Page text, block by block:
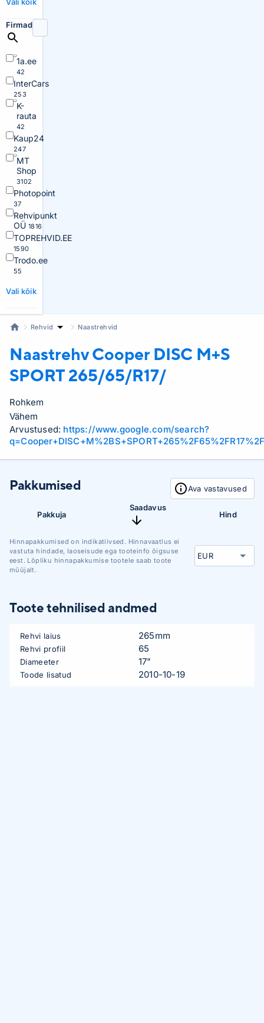
Firmad
1a.ee
42
InterCars
253
K-
rauta
42
Kaup24
247
MT
Shop
3102
Photopoint
37
Rehvipunkt
OÜ 1816
TOPREHVID.EE
1590
Trodo.ee
55
Vali kõik
Rehvid Naastrehvid
Naastrehv Cooper DISC M+S
SPORT 265/65/R17/
Rohkem
Vähem
Arvustused: https://www.google.com/search?
Pakkumised Ava vastavused
Pakkuja
Saadavus
Hind
Hinnapakkumised on indikatiivsed. Hinnavaatlus ei
vastuta hindade, laoseisude ega tooteinfo õigsuse
eest. Lõpliku hinnapakkumise tootele saab toote
müüjalt.
Toote tehnilised andmed
Rehvi laius 265mm
Rehvi profiil 65
Diameeter 17"
Toode lisatud 2010-10-19